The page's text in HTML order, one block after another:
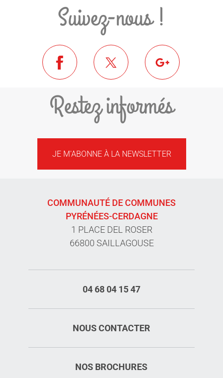
Suivez-nous !
Restez informés
JE M'ABONNE À LA NEWSLETTER
COMMUNAUTÉ DE COMMUNES
PYRÉNÉES-CERDAGNE
1 PLACE DEL ROSER
66800 SAILLAGOUSE
04 68 04 15 47
NOUS CONTACTER
NOS BROCHURES